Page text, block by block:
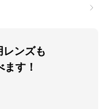
ンズも
す！